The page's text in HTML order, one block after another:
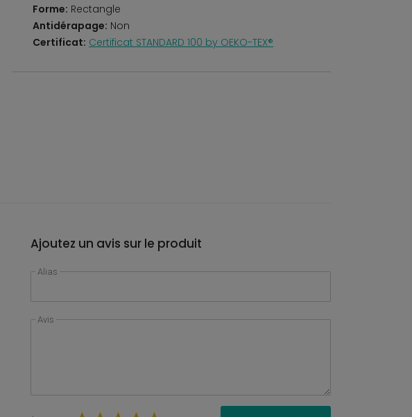
Forme: Rectangle
Antidérapage: Non
Certificat: Certificat STANDARD 100 by OEKO-TEX®
Ajoutez un avis sur le produit
Alias
Avis